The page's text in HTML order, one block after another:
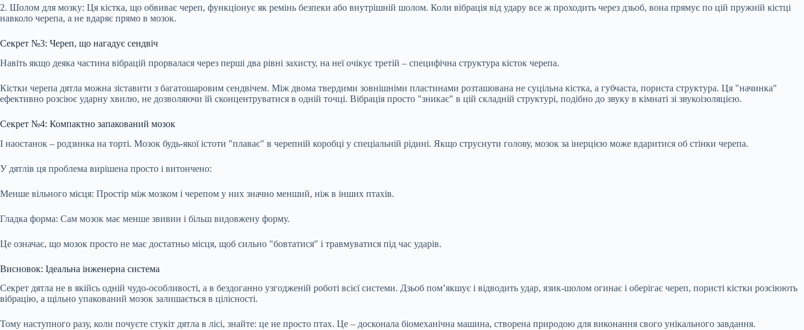
2. Шолом для мозку: Ця кістка, що обвиває череп, функціонує як ремінь безпеки або внутрішній шолом. Коли вібрація від удару все ж проходить через дзьоб, вона прямує по цій пружній кістці
навколо черепа, а не вдаряє прямо в мозок.
Секрет №3: Череп, що нагадує сендвіч
Навіть якщо деяка частина вібрацій прорвалася через перші два рівні захисту, на неї очікує третій – специфічна структура кісток черепа.
Кістки черепа дятла можна зіставити з багатошаровим сендвічем. Між двома твердими зовнішніми пластинами розташована не суцільна кістка, а губчаста, пориста структура. Ця "начинка"
ефективно розсіює ударну хвилю, не дозволяючи їй сконцентруватися в одній точці. Вібрація просто "зникає" в цій складній структурі, подібно до звуку в кімнаті зі звукоізоляцією.
Секрет №4: Компактно запакований мозок
І наостанок – родзинка на торті. Мозок будь-якої істоти "плаває" в черепній коробці у спеціальній рідині. Якщо струснути голову, мозок за інерцією може вдаритися об стінки черепа.
У дятлів ця проблема вирішена просто і витончено:
Менше вільного місця: Простір між мозком і черепом у них значно менший, ніж в інших птахів.
Гладка форма: Сам мозок має менше звивин і більш видовжену форму.
Це означає, що мозок просто не має достатньо місця, щоб сильно "бовтатися" і травмуватися під час ударів.
Висновок: Ідеальна інженерна система
Секрет дятла не в якійсь одній чудо-особливості, а в бездоганно узгодженій роботі всієї системи. Дзьоб пом’якшує і відводить удар, язик-шолом огинає і оберігає череп, пористі кістки розсіюють
вібрацію, а щільно упакований мозок залишається в цілісності.
Тому наступного разу, коли почуєте стукіт дятла в лісі, знайте: це не просто птах. Це – досконала біомеханічна машина, створена природою для виконання свого унікального завдання.